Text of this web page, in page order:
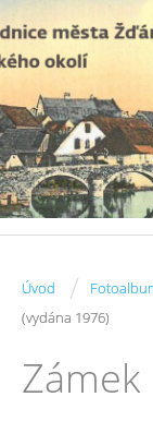
Úvod /
(vydána 1976)
Zámek